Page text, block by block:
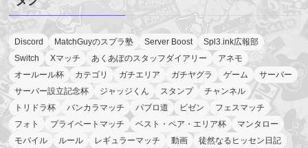
Discord MatchGuyのスプラ塾 Server Boost
Spl3.ink広報部
Switch
Xマッチ あくあぽのスタッフダイアリー
アネモ
オールール杯
カテゴリ ガチエリア ガチヤグラ ゲーム
サーバー
サーバー設立記念杯
ジャッジくん スタンプ
チャンネル
トリドラ杯
バンカラマッチ パブロ道 ビゼン
フェスマッチ
フォト
プライベートマッチ ベスト・ペア・エリア杯
マンタロー
モバイル
ルール レギュラーマッチ 動画
徒然なるヒッセン日記